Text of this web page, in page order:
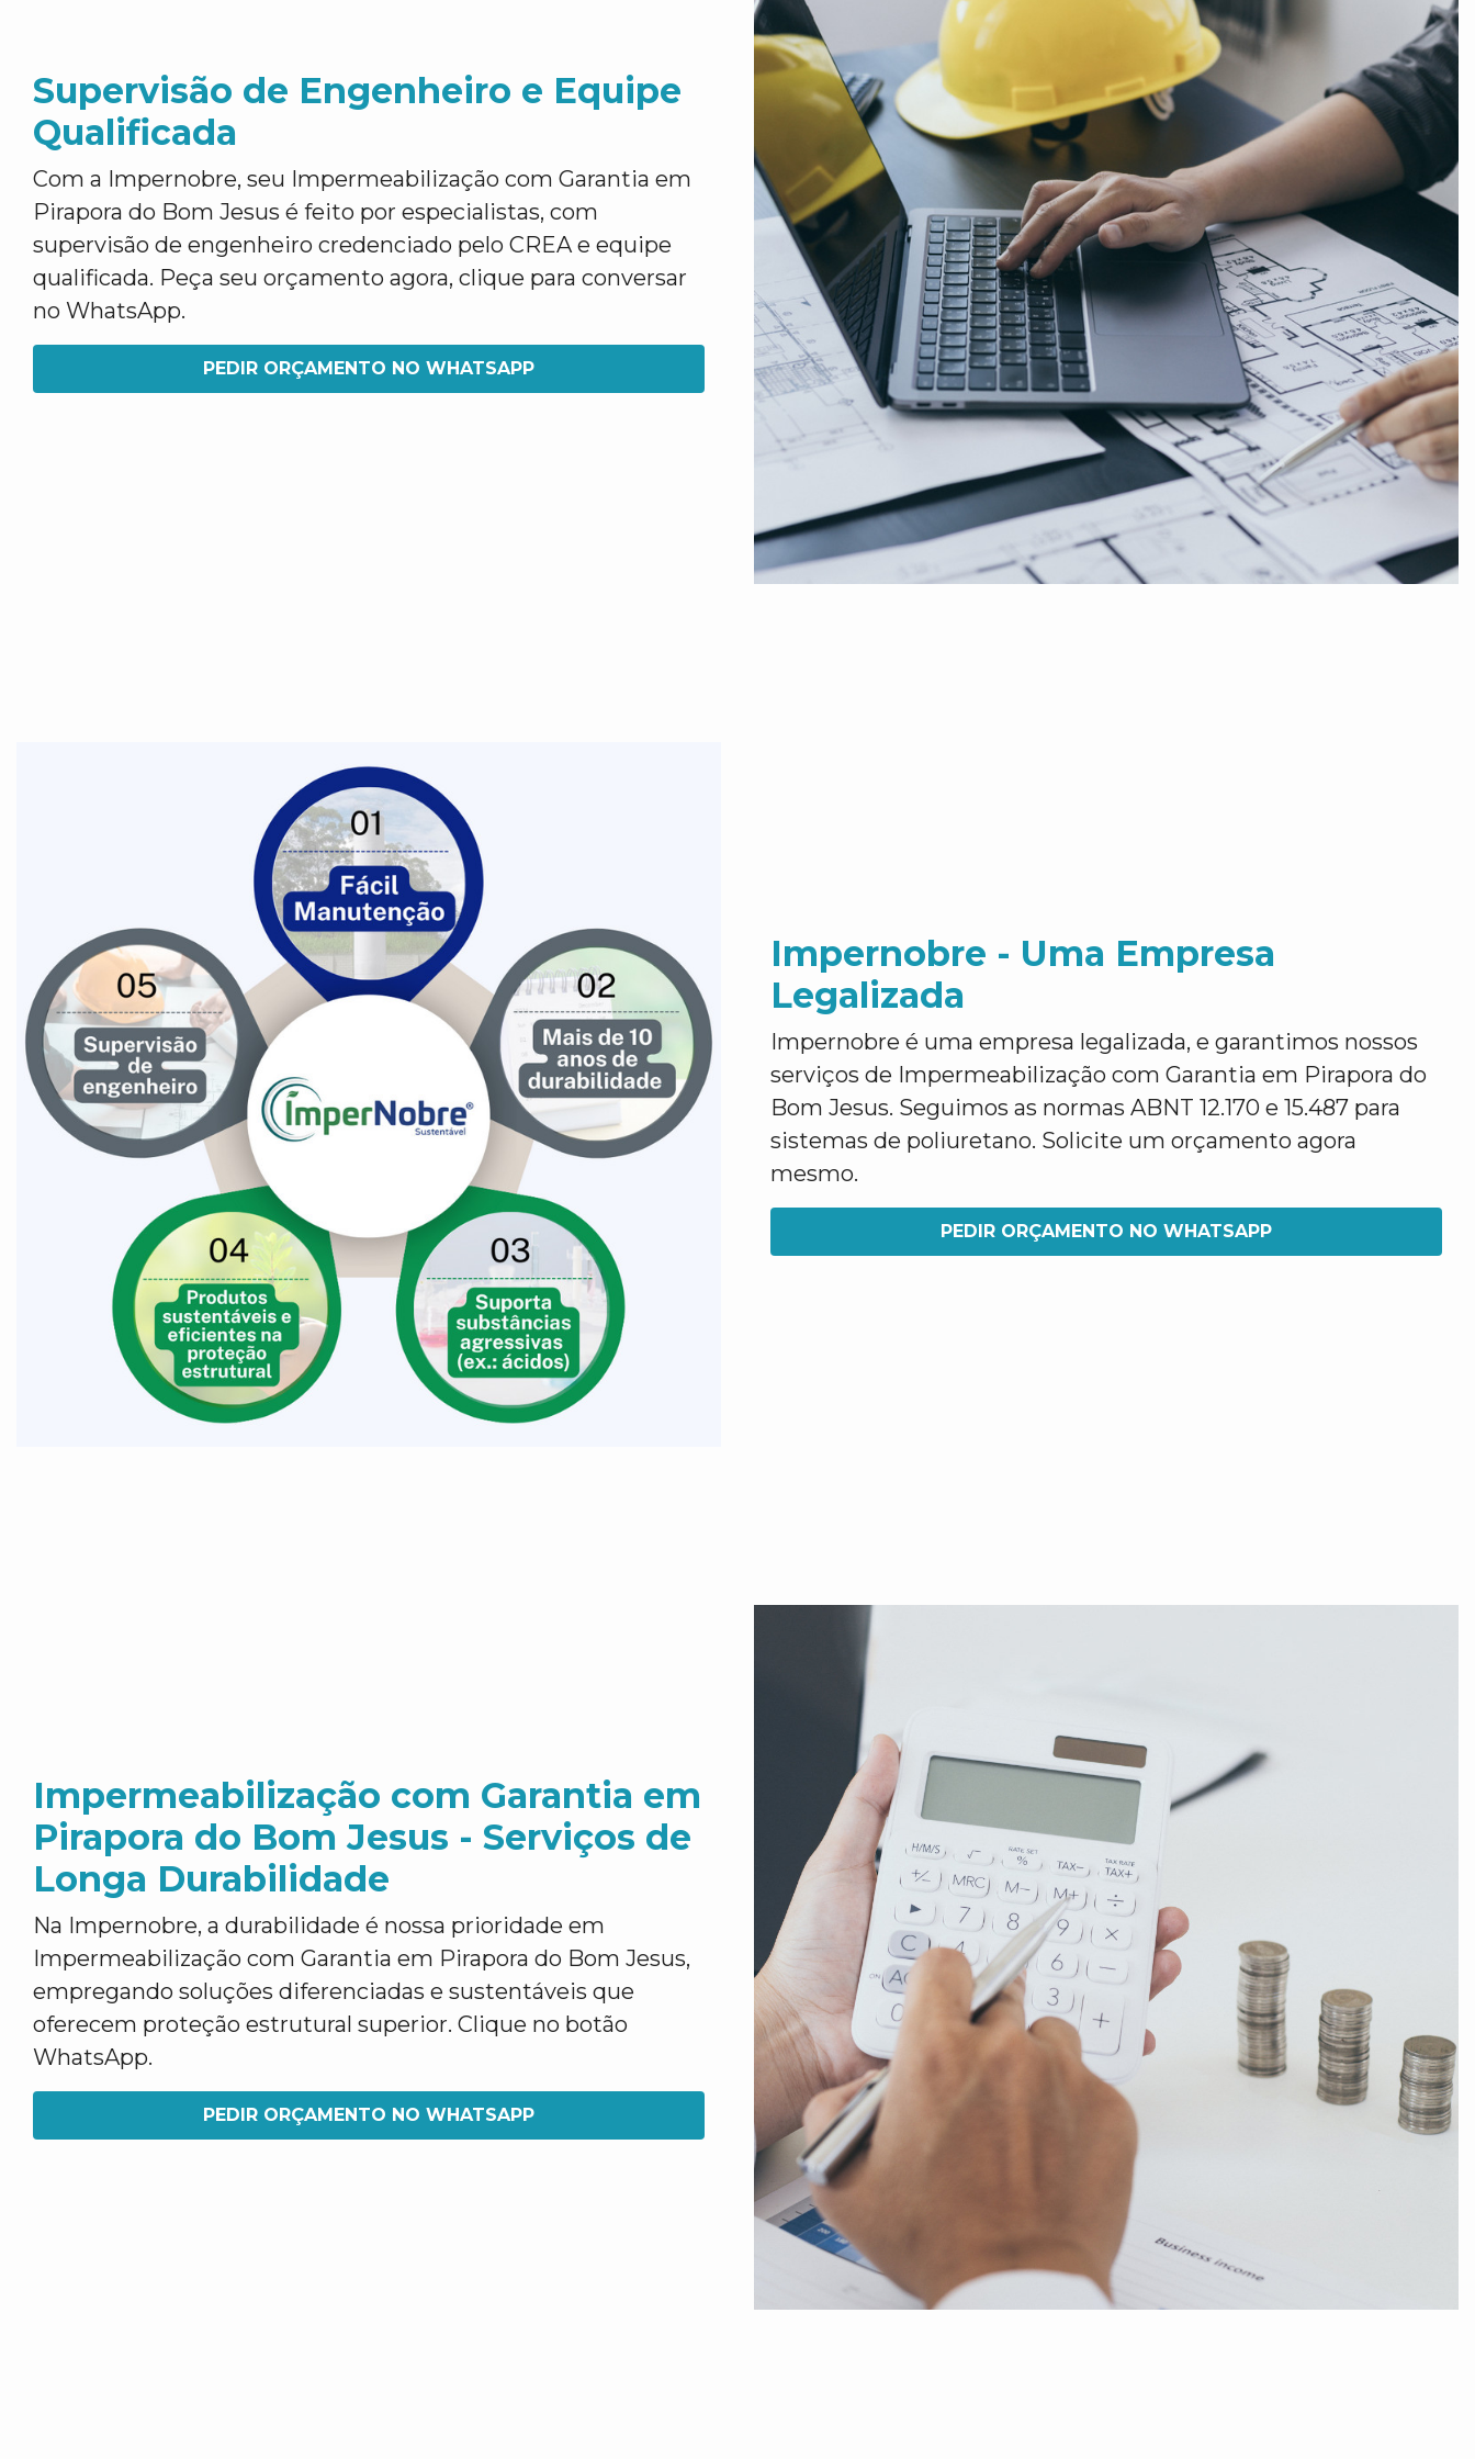
Supervisão de Engenheiro e Equipe
Qualificada
Com a Impernobre, seu Impermeabilização com Garantia em
Pirapora do Bom Jesus é feito por especialistas, com
supervisão de engenheiro credenciado pelo CREA e equipe
qualificada. Peça seu orçamento agora, clique para conversar
no WhatsApp.
PEDIR ORÇAMENTO NO WHATSAPP
Impernobre - Uma Empresa
Legalizada
Impernobre é uma empresa legalizada, e garantimos nossos
serviços de Impermeabilização com Garantia em Pirapora do
Bom Jesus. Seguimos as normas ABNT 12.170 e 15.487 para
sistemas de poliuretano. Solicite um orçamento agora
mesmo.
PEDIR ORÇAMENTO NO WHATSAPP
Impermeabilização com Garantia em
Pirapora do Bom Jesus - Serviços de
Longa Durabilidade
Na Impernobre, a durabilidade é nossa prioridade em
Impermeabilização com Garantia em Pirapora do Bom Jesus,
empregando soluções diferenciadas e sustentáveis que
oferecem proteção estrutural superior. Clique no botão
WhatsApp.
PEDIR ORÇAMENTO NO WHATSAPP